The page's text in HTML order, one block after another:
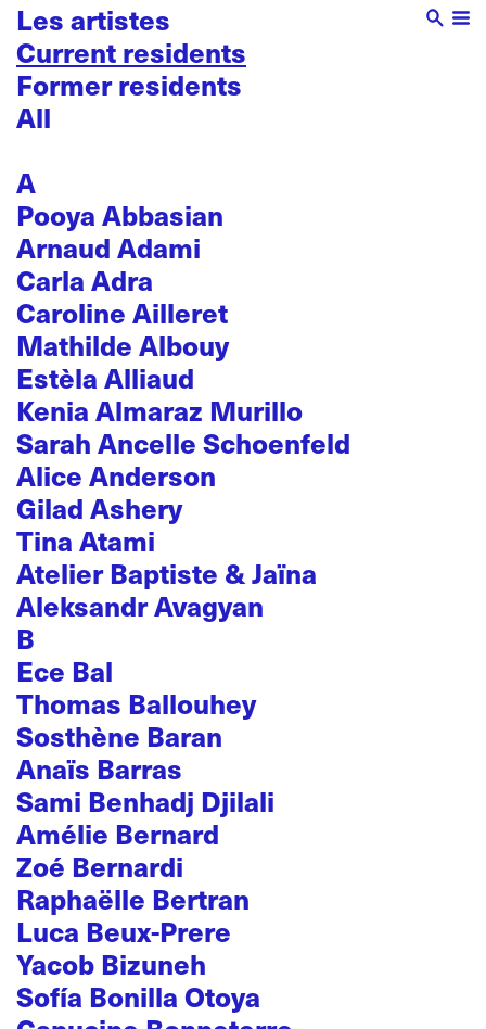
Les artistes
Current residents
Former residents
All
A
Pooya Abbasian
Arnaud Adami
Carla Adra
Caroline Ailleret
Mathilde Albouy
Estèla Alliaud
Kenia Almaraz Murillo
Sarah Ancelle Schoenfeld
Alice Anderson
Gilad Ashery
Tina Atami
Atelier Baptiste & Jaïna
Aleksandr Avagyan
B
Ece Bal
Thomas Ballouhey
Sosthène Baran
Anaïs Barras
Sami Benhadj Djilali
Amélie Bernard
Zoé Bernardi
Raphaëlle Bertran
Luca Beux-Prere
Yacob Bizuneh
Sofía Bonilla Otoya